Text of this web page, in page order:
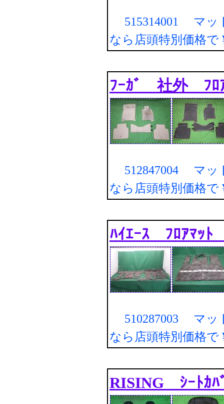
515314001 マッ
なら店頭特別価格で
ﾌｰｶﾞ 社外 ﾌ
512847004 マッ
なら店頭特別価格で
ﾊｲｴｰｽ ﾌﾛｱﾏｯﾄ
510287003 マッ
なら店頭特別価格で
RISING ｼｰﾄｶﾊ